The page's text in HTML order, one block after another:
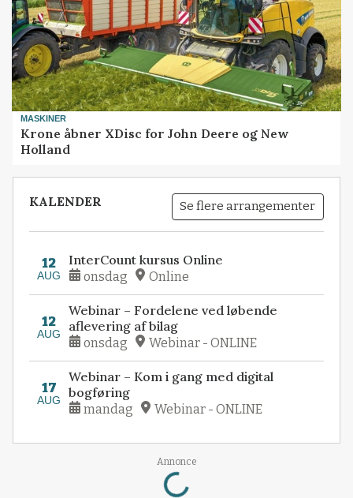
MASKINER
Krone åbner XDisc for John Deere og New
Holland
KALENDER Se flere arrangementer
12
AUG
InterCount kursus Online
onsdag Online
12
AUG
Webinar – Fordelene ved løbende
aflevering af bilag
onsdag Webinar - ONLINE
17
AUG
Webinar – Kom i gang med digital
bogføring
mandag Webinar - ONLINE
Annonce
Loading...